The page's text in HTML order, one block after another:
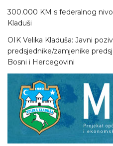
300.000 KM s federalnog
Kladuši
OIK Velika Kladuša: Javni
predsjednike/zamjenike
Bosni i Hercegovini